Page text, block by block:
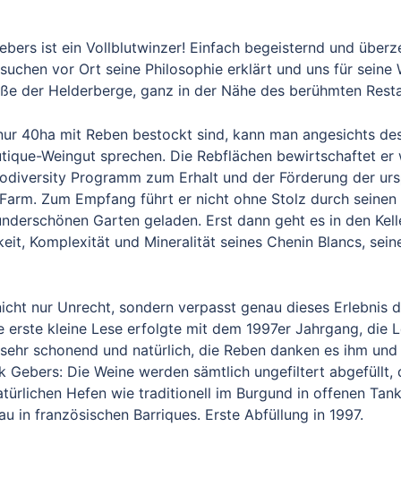
ist ein Vollblutwinzer! Einfach begeisternd und
vor Ort seine Philosophie erklärt und uns für
der Helderberge, ganz in der Nähe des berühmten
40ha mit Reben bestockt sind, kann man angesichts
Weingut sprechen. Die Rebflächen bewirtschaftet er
Programm zum Erhalt und der Förderung der
Zum Empfang führt er nicht ohne Stolz durch
Garten geladen. Erst dann geht es in den
Komplexität und Mineralität seines Chenin Blancs,
nur Unrecht, sondern verpasst genau dieses Erlebnis
erste kleine Lese erfolgte mit dem 1997er Jahrgang, die
schonend und natürlich, die Reben danken es ihm
Gebers: Die Weine werden sämtlich ungefiltert
Hefen wie traditionell im Burgund in offenen
in französischen Barriques. Erste Abfüllung in 1997.